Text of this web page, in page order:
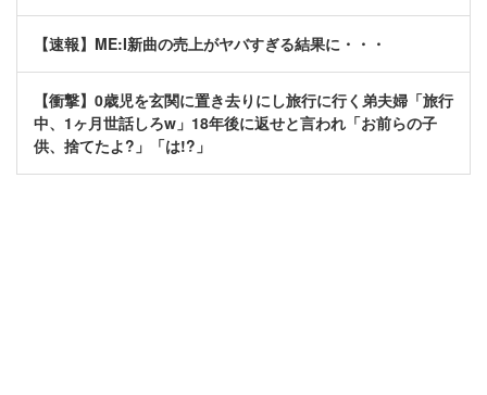
【速報】ME:I新曲の売上がヤバすぎる結果に・・・
【衝撃】0歳児を玄関に置き去りにし旅行に行く弟夫婦「旅行
中、1ヶ月世話しろw」18年後に返せと言われ「お前らの子
供、捨てたよ?」「は!?」